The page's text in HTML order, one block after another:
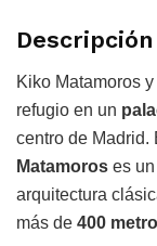
Kiko Matamoros
refugio en un
centro de Madrid.
Matamoros es
arquitectura
más de 400